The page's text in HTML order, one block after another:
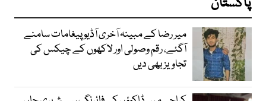
میر رضا کے مبینہ آخری آڈیو پیغامات سامنے
آگئے، رقم وصولی اور لاکھوں کے چیکس کی
تجاویز بھی دیں